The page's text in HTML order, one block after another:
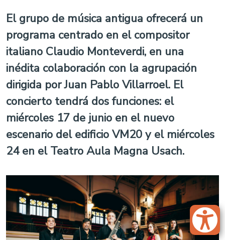
El grupo de música antigua ofrecerá un
programa centrado en el compositor
italiano Claudio Monteverdi, en una
inédita colaboración con la agrupación
dirigida por Juan Pablo Villarroel. El
concierto tendrá dos funciones: el
miércoles 17 de junio en el nuevo
escenario del edificio VM20 y el miércoles
24 en el Teatro Aula Magna Usach.